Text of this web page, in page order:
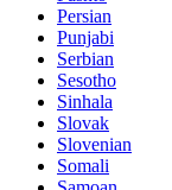
Persian
Punjabi
Serbian
Sesotho
Sinhala
Slovak
Slovenian
Somali